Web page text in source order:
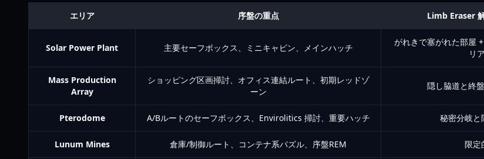
エリア 序盤の重点 Limb Eraser
Solar Power Plant 主要セーフボックス、ミニキャビン、メインハッチ
がれきで塞がれた部屋
リア
Mass Production
Array
ショッピング区画掃討、オフィス連結ルート、初期レッドゾ
ーン
隠し脇道と終
Pterodome A/Bルートのセーフボックス、Envirolitics 掃討、重要ハッチ 秘密分岐と
Lunum Mines 倉庫/制御ルート、コンテナ系パズル、序盤REM 限定